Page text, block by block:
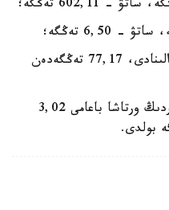
- يۋان 72,39 تەڭگەدەن ساتىپ الىنادى، 77,17 تەڭگەدەن
ەسكە سالايىق، بۇعان دەيىن دوللاردىڭ ورتاشا باعامى 3,02